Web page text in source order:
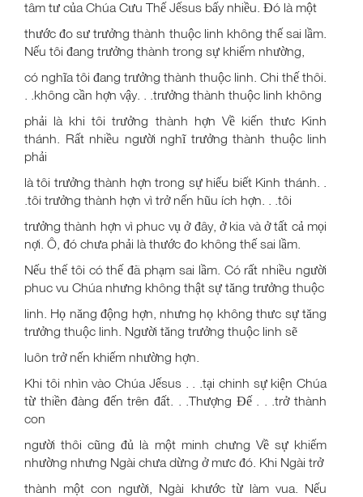
tâm tư của Chúa Cưu Thế Jếsus bấy nhiều. Đó là một
thước đo sư trưởng thành thuộc linh không thế sai lầm.
Nếu tôi đang trưởng thành trong sự khiếm nhường,
có nghĩa tôi đang trưởng thành thuộc linh. Chi thế thôi.
. .không cần hợn vậy. . .trưởng thành thuộc linh không
phải là khi tôi trưởng thành hợn Về kiến thưc Kinh
thánh. Rất nhiều người nghĩ trưởng thành thuộc linh
phải
là tôi trưởng thành hợn trong sự hiếu biết Kinh thánh. .
.tôi trưởng thành hợn vì trở nến hũu ích hợn. . .tôi
trưởng thành hợn vì phuc vụ ở đây, ở kia và ở tất cả mọi
nợi. Ô, đó chưa phải là thước đo không thế sai lầm.
Nếu thế tôi có thế đã phạm sai lầm. Có rất nhiều người
phuc vu Chúa nhưng không thật sự tăng trưởng thuộc
linh. Họ năng động hợn, nhưng họ không thưc sự tăng
trưởng thuộc linh. Người tăng trưởng thuộc linh sẽ
luôn trở nến khiếm nhường hợn.
Khi tôi nhìn vào Chúa Jếsus . . .tại chinh sự kiện Chúa
từ thiền đàng đến trên đất. . .Thượng Đế . . .trở thành
con
người thôi cũng đủ là một minh chưng Về sự khiếm
nhường nhưng Ngài chưa dừng ở mưc đó. Khi Ngài trở
thành một con người, Ngài khước từ làm vua. Nếu